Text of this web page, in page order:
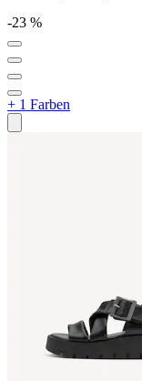
-23 %
+ 1 Farben